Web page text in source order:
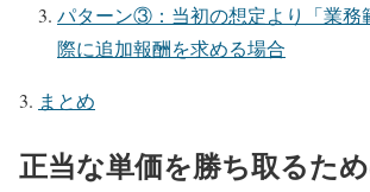
パターン③：当初の想定より「業務
際に追加報酬を求める場合
まとめ
正当な単価を勝ち取るた